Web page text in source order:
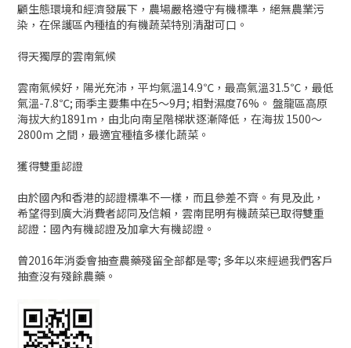
顧生態環境和經濟發展下，農場嚴格遵守有機標準，絕無農業污
染，在保護區內種植的有機蔬菜特別清甜可口。
得天獨厚的雲南氣候
雲南氣候好，陽光充沛，平均氣溫14.9℃，最高氣溫31.5℃，最低
氣溫-7.8℃; 雨季主要集中在5～9月; 相對濕度76%。 盤龍區高原
海拔大約1891m，由北向南呈階梯狀逐漸降低，在海拔 1500～
2800m 之間，最適宜種植多樣化蔬菜。
獲得雙重認證
由於國內和香港的認證標準不一樣，而且參差不齊。有見及此，
希望得到廣大消費者認同及信賴，雲南昆明有機蔬菜已取得雙重
認證：國內有機認證及加拿大有機認證。
曾2016年消委會抽查農藥殘留全部都是零; 多年以來經過我們客戶
抽查沒有殘餘農藥。